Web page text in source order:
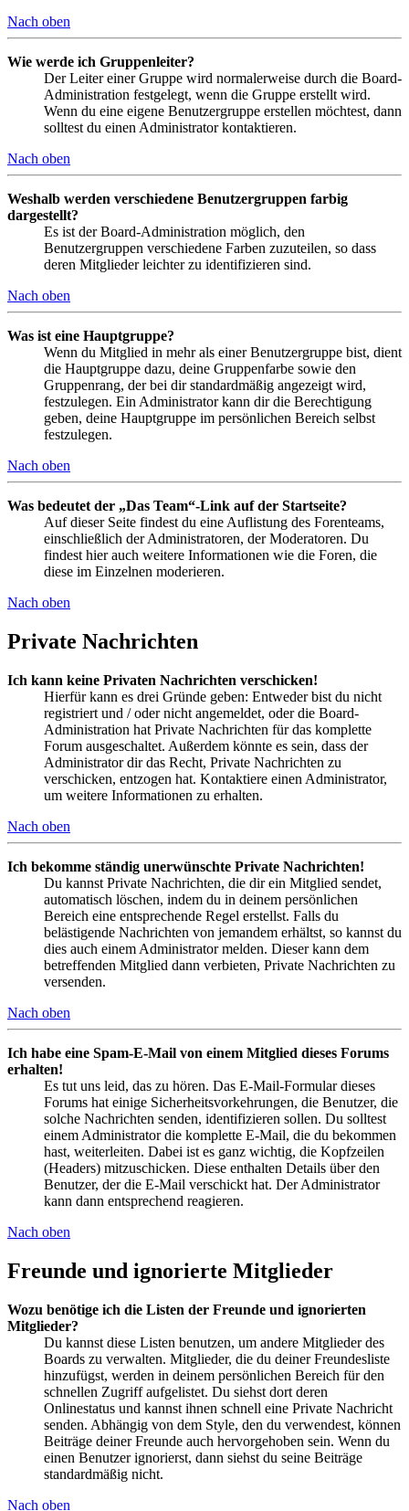
Nach oben
Wie werde ich Gruppenleiter?
Der Leiter einer Gruppe wird normalerweise durch die Board-
Administration festgelegt, wenn die Gruppe erstellt wird.
Wenn du eine eigene Benutzergruppe erstellen möchtest, dann
solltest du einen Administrator kontaktieren.
Nach oben
Weshalb werden verschiedene Benutzergruppen farbig
dargestellt?
Es ist der Board-Administration möglich, den
Benutzergruppen verschiedene Farben zuzuteilen, so dass
deren Mitglieder leichter zu identifizieren sind.
Nach oben
Was ist eine Hauptgruppe?
Wenn du Mitglied in mehr als einer Benutzergruppe bist, dient
die Hauptgruppe dazu, deine Gruppenfarbe sowie den
Gruppenrang, der bei dir standardmäßig angezeigt wird,
festzulegen. Ein Administrator kann dir die Berechtigung
geben, deine Hauptgruppe im persönlichen Bereich selbst
festzulegen.
Nach oben
Was bedeutet der „Das Team“-Link auf der Startseite?
Auf dieser Seite findest du eine Auflistung des Forenteams,
einschließlich der Administratoren, der Moderatoren. Du
findest hier auch weitere Informationen wie die Foren, die
diese im Einzelnen moderieren.
Nach oben
Private Nachrichten
Ich kann keine Privaten Nachrichten verschicken!
Hierfür kann es drei Gründe geben: Entweder bist du nicht
registriert und / oder nicht angemeldet, oder die Board-
Administration hat Private Nachrichten für das komplette
Forum ausgeschaltet. Außerdem könnte es sein, dass der
Administrator dir das Recht, Private Nachrichten zu
verschicken, entzogen hat. Kontaktiere einen Administrator,
um weitere Informationen zu erhalten.
Nach oben
Ich bekomme ständig unerwünschte Private Nachrichten!
Du kannst Private Nachrichten, die dir ein Mitglied sendet,
automatisch löschen, indem du in deinem persönlichen
Bereich eine entsprechende Regel erstellst. Falls du
belästigende Nachrichten von jemandem erhältst, so kannst du
dies auch einem Administrator melden. Dieser kann dem
betreffenden Mitglied dann verbieten, Private Nachrichten zu
versenden.
Nach oben
Ich habe eine Spam-E-Mail von einem Mitglied dieses Forums
erhalten!
Es tut uns leid, das zu hören. Das E-Mail-Formular dieses
Forums hat einige Sicherheitsvorkehrungen, die Benutzer, die
solche Nachrichten senden, identifizieren sollen. Du solltest
einem Administrator die komplette E-Mail, die du bekommen
hast, weiterleiten. Dabei ist es ganz wichtig, die Kopfzeilen
(Headers) mitzuschicken. Diese enthalten Details über den
Benutzer, der die E-Mail verschickt hat. Der Administrator
kann dann entsprechend reagieren.
Nach oben
Freunde und ignorierte Mitglieder
Wozu benötige ich die Listen der Freunde und ignorierten
Mitglieder?
Du kannst diese Listen benutzen, um andere Mitglieder des
Boards zu verwalten. Mitglieder, die du deiner Freundesliste
hinzufügst, werden in deinem persönlichen Bereich für den
schnellen Zugriff aufgelistet. Du siehst dort deren
Onlinestatus und kannst ihnen schnell eine Private Nachricht
senden. Abhängig von dem Style, den du verwendest, können
Beiträge deiner Freunde auch hervorgehoben sein. Wenn du
einen Benutzer ignorierst, dann siehst du seine Beiträge
standardmäßig nicht.
Nach oben